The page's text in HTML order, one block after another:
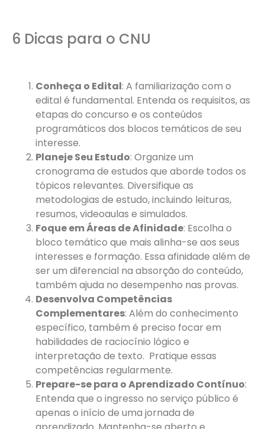
6 Dicas para o CNU
Conheça o Edital: A familiarização com o
edital é fundamental. Entenda os requisitos, as
etapas do concurso e os conteúdos
programáticos dos blocos temáticos de seu
interesse.
Planeje Seu Estudo: Organize um
cronograma de estudos que aborde todos os
tópicos relevantes. Diversifique as
metodologias de estudo, incluindo leituras,
resumos, videoaulas e simulados.
Foque em Áreas de Afinidade: Escolha o
bloco temático que mais alinha-se aos seus
interesses e formação. Essa afinidade além de
ser um diferencial na absorção do conteúdo,
também ajuda no desempenho nas provas.
Desenvolva Competências
Complementares: Além do conhecimento
específico, também é preciso focar em
habilidades de raciocínio lógico e
interpretação de texto. Pratique essas
competências regularmente.
Prepare-se para o Aprendizado Contínuo:
Entenda que o ingresso no serviço público é
apenas o início de uma jornada de